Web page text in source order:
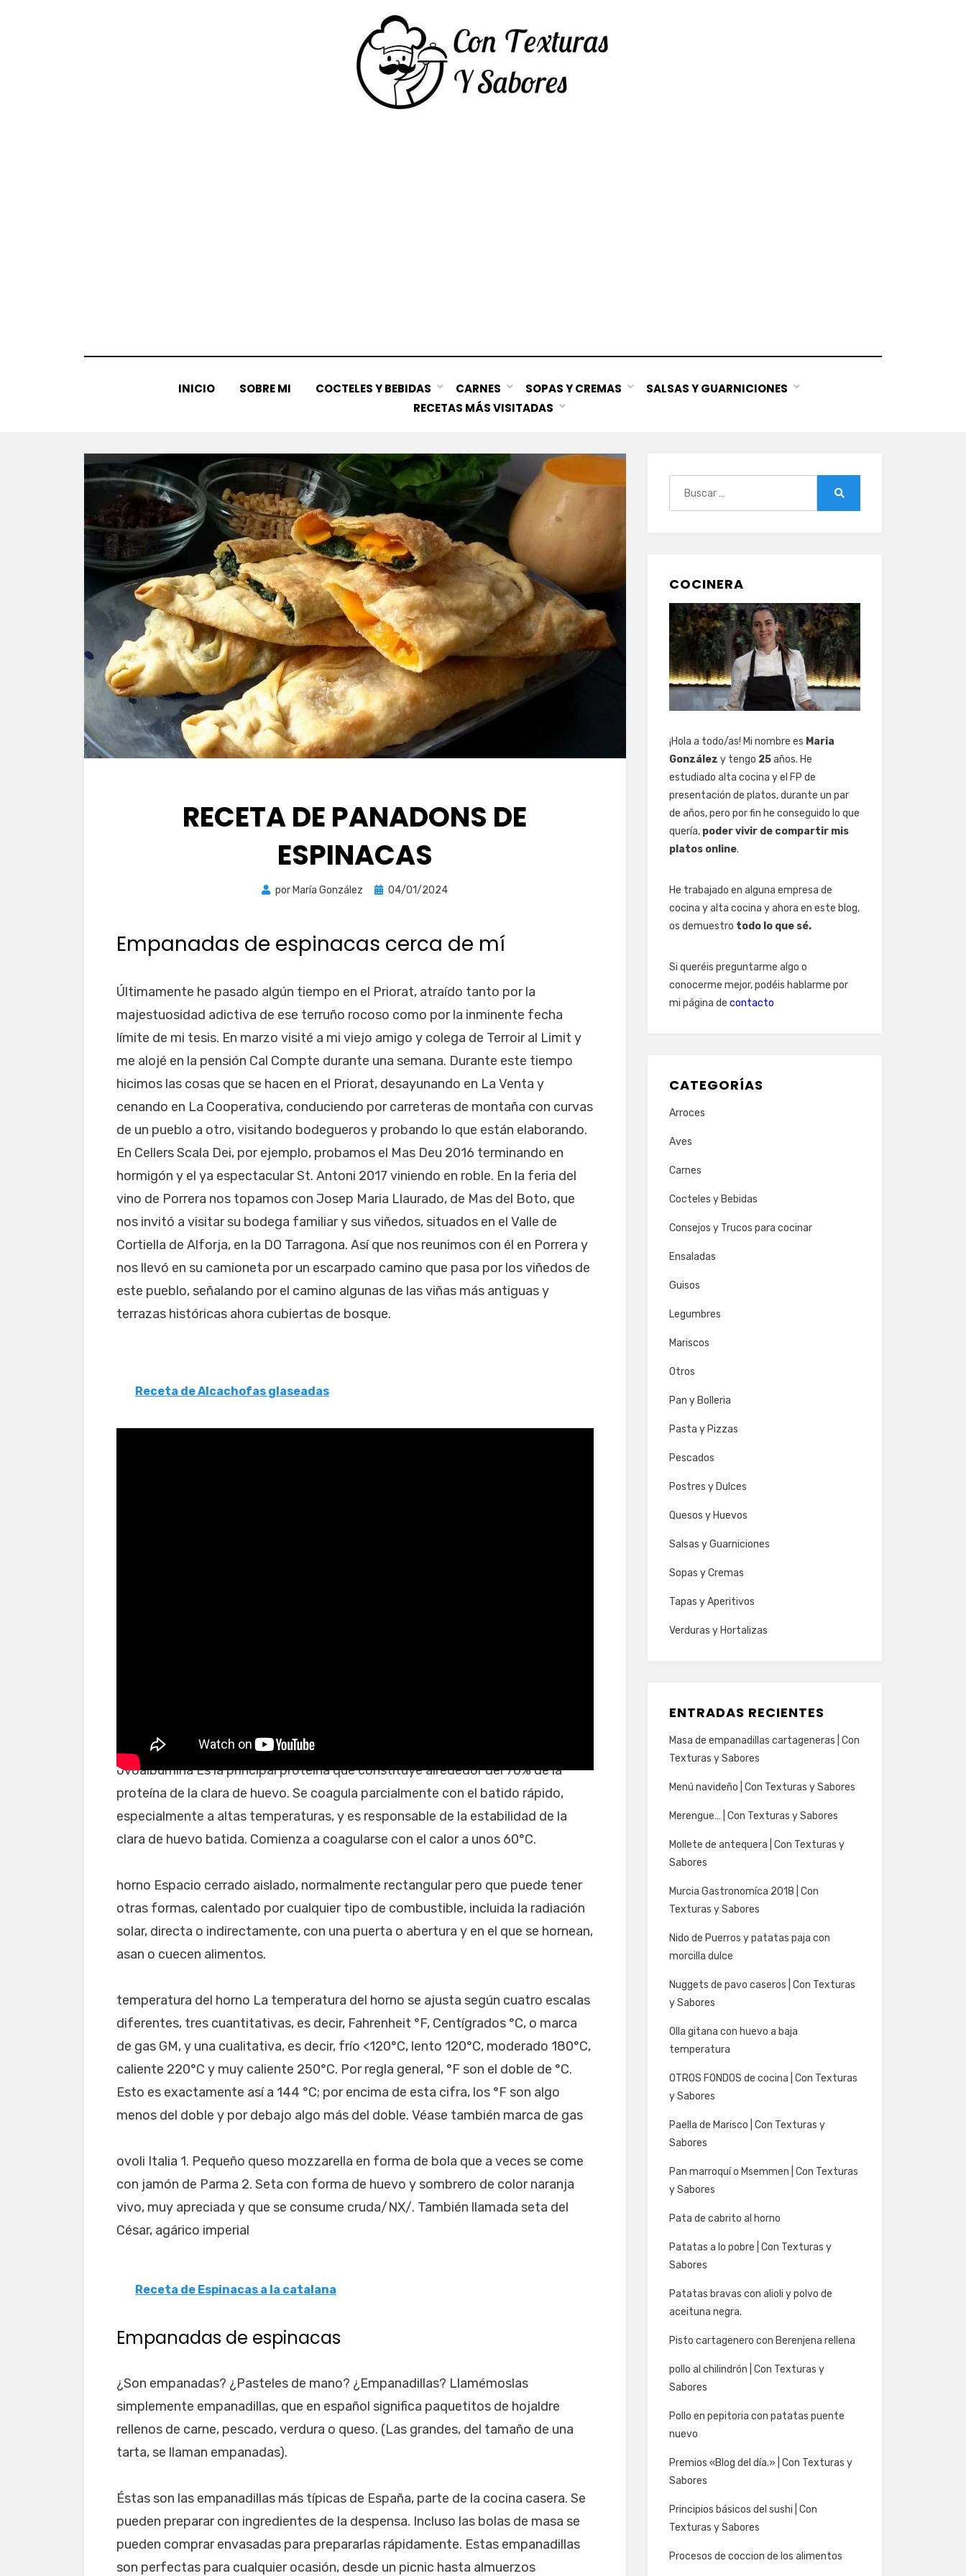
INICIO SOBRE MI COCTELES Y BEBIDAS CARNES SOPAS Y CREMAS
SALSAS Y GUARNICIONES
RECETAS MÁS VISITADAS
RECETA DE PANADONS DE
ESPINACAS
por María González
Publicada
04/01/2024
Empanadas de espinacas cerca de mí
Últimamente he pasado algún tiempo en el Priorat, atraído tanto por la
majestuosidad adictiva de ese terruño rocoso como por la inminente fecha
límite de mi tesis. En marzo visité a mi viejo amigo y colega de Terroir al Limit y
me alojé en la pensión Cal Compte durante una semana. Durante este tiempo
hicimos las cosas que se hacen en el Priorat, desayunando en La Venta y
cenando en La Cooperativa, conduciendo por carreteras de montaña con curvas
de un pueblo a otro, visitando bodegueros y probando lo que están elaborando.
En Cellers Scala Dei, por ejemplo, probamos el Mas Deu 2016 terminando en
hormigón y el ya espectacular St. Antoni 2017 viniendo en roble. En la feria del
vino de Porrera nos topamos con Josep Maria Llaurado, de Mas del Boto, que
nos invitó a visitar su bodega familiar y sus viñedos, situados en el Valle de
Cortiella de Alforja, en la DO Tarragona. Así que nos reunimos con él en Porrera y
nos llevó en su camioneta por un escarpado camino que pasa por los viñedos de
este pueblo, señalando por el camino algunas de las viñas más antiguas y
terrazas históricas ahora cubiertas de bosque.
Receta de Alcachofas glaseadas
ovoalbúmina Es la principal proteína que constituye alrededor del 70% de la
proteína de la clara de huevo. Se coagula parcialmente con el batido rápido,
especialmente a altas temperaturas, y es responsable de la estabilidad de la
clara de huevo batida. Comienza a coagularse con el calor a unos 60°C.
horno Espacio cerrado aislado, normalmente rectangular pero que puede tener
otras formas, calentado por cualquier tipo de combustible, incluida la radiación
solar, directa o indirectamente, con una puerta o abertura y en el que se hornean,
asan o cuecen alimentos.
temperatura del horno La temperatura del horno se ajusta según cuatro escalas
diferentes, tres cuantitativas, es decir, Fahrenheit °F, Centígrados °C, o marca
de gas GM, y una cualitativa, es decir, frío <120°C, lento 120°C, moderado 180°C,
caliente 220°C y muy caliente 250°C. Por regla general, °F son el doble de °C.
Esto es exactamente así a 144 °C; por encima de esta cifra, los °F son algo
menos del doble y por debajo algo más del doble. Véase también marca de gas
ovoli Italia 1. Pequeño queso mozzarella en forma de bola que a veces se come
con jamón de Parma 2. Seta con forma de huevo y sombrero de color naranja
vivo, muy apreciada y que se consume cruda/NX/. También llamada seta del
César, agárico imperial
Receta de Espinacas a la catalana
Empanadas de espinacas
¿Son empanadas? ¿Pasteles de mano? ¿Empanadillas? Llamémoslas
simplemente empanadillas, que en español significa paquetitos de hojaldre
rellenos de carne, pescado, verdura o queso. (Las grandes, del tamaño de una
tarta, se llaman empanadas).
Éstas son las empanadillas más típicas de España, parte de la cocina casera. Se
pueden preparar con ingredientes de la despensa. Incluso las bolas de masa se
pueden comprar envasadas para prepararlas rápidamente. Estas empanadillas
son perfectas para cualquier ocasión, desde un picnic hasta almuerzos
COCINERA
¡Hola a todo/as! Mi nombre es Maria
González y tengo 25años. He
estudiado alta cocina y el FP de
presentación de platos, durante un par
de años, pero por fin he conseguido lo que
quería, poder vivir de compartir mis
platos online.
He trabajado en alguna empresa de
cocina y alta cocina y ahora en este blog,
os demuestro todo lo que sé.
Si queréis preguntarme algo o
conocerme mejor, podéis hablarme por
mi página de contacto
CATEGORÍAS
Arroces
Aves
Carnes
Cocteles y Bebidas
Consejos y Trucos para cocinar
Ensaladas
Guisos
Legumbres
Mariscos
Otros
Pan y Bolleria
Pasta y Pizzas
Pescados
Postres y Dulces
Quesos y Huevos
Salsas y Guarniciones
Sopas y Cremas
Tapas y Aperitivos
Verduras y Hortalizas
ENTRADAS RECIENTES
Masa de empanadillas cartageneras | Con
Texturas y Sabores
Menú navideño | Con Texturas y Sabores
Merengue… | Con Texturas y Sabores
Mollete de antequera | Con Texturas y
Sabores
Murcia Gastronomíca 2018 | Con
Texturas y Sabores
Nido de Puerros y patatas paja con
morcilla dulce
Nuggets de pavo caseros | Con Texturas
y Sabores
Olla gitana con huevo a baja
temperatura
OTROS FONDOS de cocina | Con Texturas
y Sabores
Paella de Marisco | Con Texturas y
Sabores
Pan marroquí o Msemmen | Con Texturas
y Sabores
Pata de cabrito al horno
Patatas a lo pobre | Con Texturas y
Sabores
Patatas bravas con alioli y polvo de
aceituna negra.
Pisto cartagenero con Berenjena rellena
pollo al chilindrón | Con Texturas y
Sabores
Pollo en pepitoria con patatas puente
nuevo
Premios «Blog del día.» | Con Texturas y
Sabores
Principios básicos del sushi | Con
Texturas y Sabores
Procesos de coccion de los alimentos